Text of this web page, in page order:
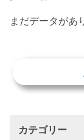
まだデータがあ
カテゴリー